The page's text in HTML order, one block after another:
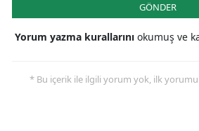
GÖNDER
Yorum yazma kurallarını okumuş ve
* Bu içerik ile ilgili yorum yok, ilk yorumu